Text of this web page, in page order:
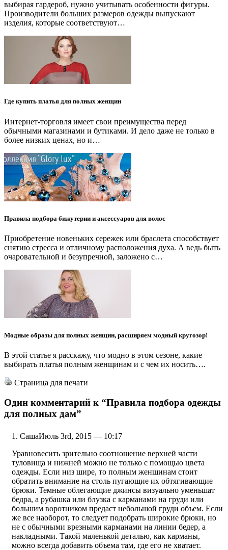
выбирая гардероб, нужно учитывать особенности фигуры.
Производители больших размеров одежды выпускают
изделия, которые соответствуют…
Где купить платья для полных женщин
Интернет-торговля имеет свои преимущества перед
обычными магазинами и бутиками. И дело даже не только в
более низких ценах, но и…
Правила подбора бижутерии и аксессуаров для волос
Приобретение новеньких сережек или браслета способствует
снятию стресса и отличному расположения духа. А ведь быть
очаровательной и безупречной, заложено с…
Модные образы для полных женщин, расширяем модный кругозор!
В этой статье я расскажу, что модно в этом сезоне, какие
выбирать платья полным женщинам и с чем их носить….
Страница для печати
Один комментарий к “Правила подбора одежды
для полных дам”
СашаИюль 3rd, 2015 — 10:17
Уравновесить зрительно соотношение верхней части
туловища и нижней можно не только с помощью цвета
одежды. Если низ шире, то полным женщинам стоит
обратить внимание на столь пугающие их обтягивающие
брюки. Темные облегающие джинсы визуально уменьшат
бедра, а рубашка или блузка с карманами на груди или
большим воротником предаст небольшой груди объем. Если
же все наоборот, то следует подобрать широкие брюки, но
не с обычными врезными карманами на линии бедер, а
накладными. Такой маленькой деталью, как карманы,
можно всегда добавить объема там, где его не хватает.